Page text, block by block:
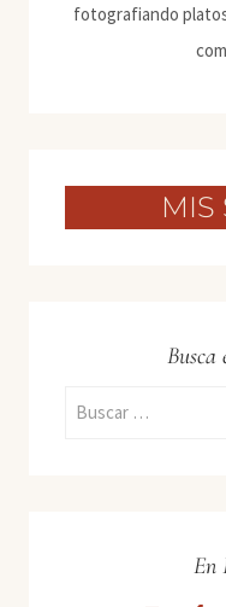
fotografiando
MIS
Busca
Buscar:
En